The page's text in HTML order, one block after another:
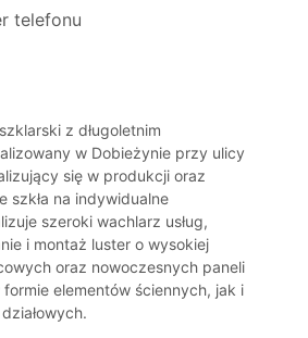
telefonu
z długoletnim
w Dobieżynie przy ulicy
się w produkcji oraz
szkła na indywidualne
szeroki wachlarz usług,
i montaż luster o wysokiej
oraz nowoczesnych paneli
elementów ściennych, jak i